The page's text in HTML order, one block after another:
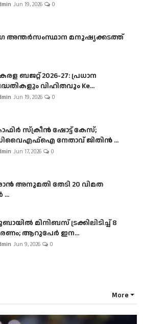
Jun 19, 2026 0
അന്തർസംസ്ഥാന മനുഷ്യക്കടത്ത്
ബജറ്റ് 2026-27: പ്രധാന
വിഹിതവും Ke...
Jun 19, 2026 0
സ്‌ക്രീൻ ഷോട്ട് കേസ്;
നേതാവ് ജിതിൻ ...
Jun 17, 2026 0
അനുമതി തേടി 20 വിമത
മിനിബസ്​ ട്രക്കിലിടിച്ച് 8
ആറുപേർ ഇന...
Jun 9, 2026 0
More